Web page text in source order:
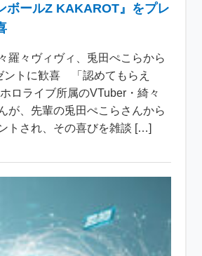
ボールZ KAKAROT』をプレ
羅々ヴィヴィ、兎田ぺこらから
ントに歓喜 「認めてもらえ
ロライブ所属のVTuber・綺々
が、先輩の兎田ぺこらさんから
トされ、その喜びを雑談 […]